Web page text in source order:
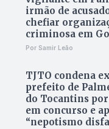
irmão de
chefiar
criminosa em
Por Samir Leão
TJTO condena
prefeito de
do Tocantins
em concurso e
“nepotismo